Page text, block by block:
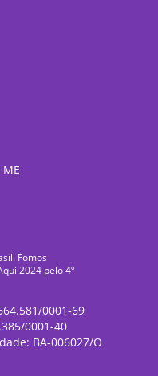
Fomos
2024 pelo 4º
0001-69
0001-40
BA-006027/O